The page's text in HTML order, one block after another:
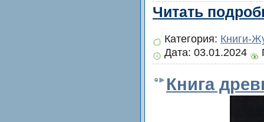
Читать
Категория: Книги-
Дата: 03.01.2024
Книга